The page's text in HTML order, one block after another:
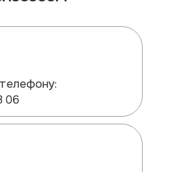
06